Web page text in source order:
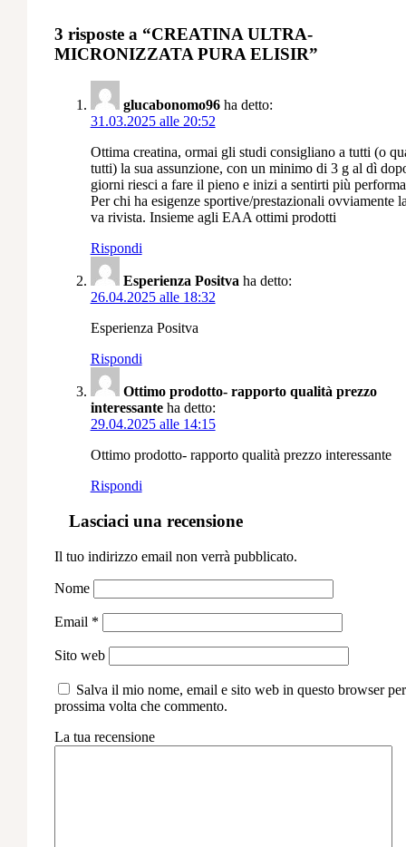
3 risposte a “CREATINA ULTRA-
MICRONIZZATA PURA ELISIR”
glucabonomo96 ha detto:
31.03.2025 alle 20:52
Ottima creatina, ormai gli studi consigliano a tutti (o
tutti) la sua assunzione, con un minimo di 3 g al dì
giorni riesci a fare il pieno e inizi a sentirti più
Per chi ha esigenze sportive/prestazionali ovviamente
va rivista. Insieme agli EAA ottimi prodotti
Rispondi
Esperienza Positva ha detto:
26.04.2025 alle 18:32
Esperienza Positva
Rispondi
Ottimo prodotto- rapporto qualità prezzo
interessante ha detto:
29.04.2025 alle 14:15
Ottimo prodotto- rapporto qualità prezzo interessante
Rispondi
Lasciaci una recensione
Il tuo indirizzo email non verrà pubblicato.
Nome
Email *
Sito web
Salva il mio nome, email e sito web in questo browser
prossima volta che commento.
La tua recensione